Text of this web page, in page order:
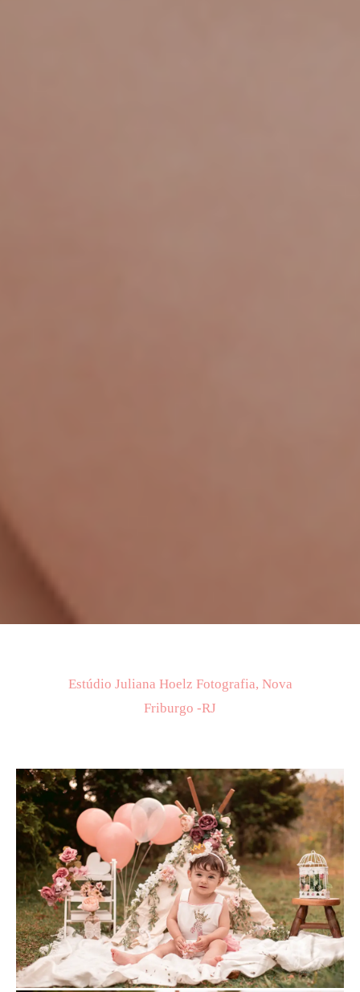
Estúdio Juliana Hoelz Fotografia, Nova
Friburgo -RJ